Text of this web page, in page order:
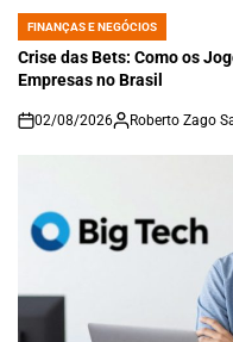
POSTED
IN
FINANÇAS E NEGÓCIOS
Crise das Bets: Como os
Empresas no Brasil
on
02/08/2026 Roberto Zago